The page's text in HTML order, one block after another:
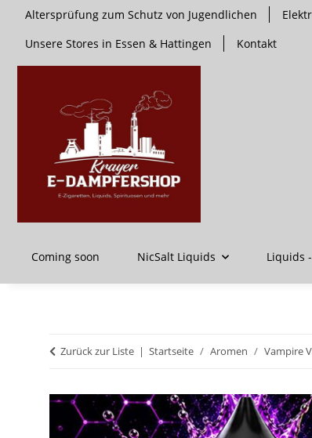
Altersprüfung zum Schutz von Jugendlichen
Unsere Stores in Essen & Hattingen
Kontakt
Coming soon NicSalt Liquids Liquids
Zurück zur Liste Startseite Aromen Vampire